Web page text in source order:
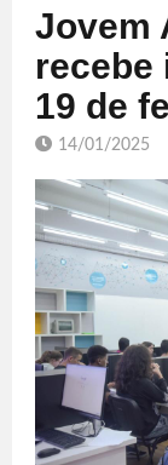
Jovem
recebe
19 de
14/01/2025